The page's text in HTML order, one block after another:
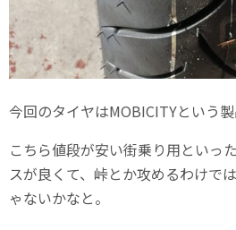
今回のタイヤはMOBICITYという製
こちら値段が安い街乗り用といっ
スが良くて、峠とか攻めるわけで
ゃないかなと。